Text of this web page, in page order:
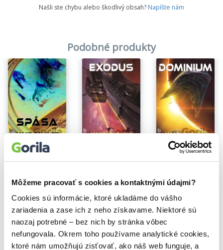
Môžeme pracovať s cookies a kontaktnými údajmi?
Cookies sú informácie, ktoré ukladáme do vášho
zariadenia a zase ich z neho získavame. Niektoré sú
naozaj potrebné – bez nich by stránka vôbec
nefungovala. Okrem toho používame analytické cookies,
ktoré nám umožňujú zisťovať, ako náš web funguje, a
Našli ste chybu alebo škodlivý obsah? Napíšte nám
Podobné produkty
Spása
4,36€
Exodus
8,75€
Dominium
8,75€